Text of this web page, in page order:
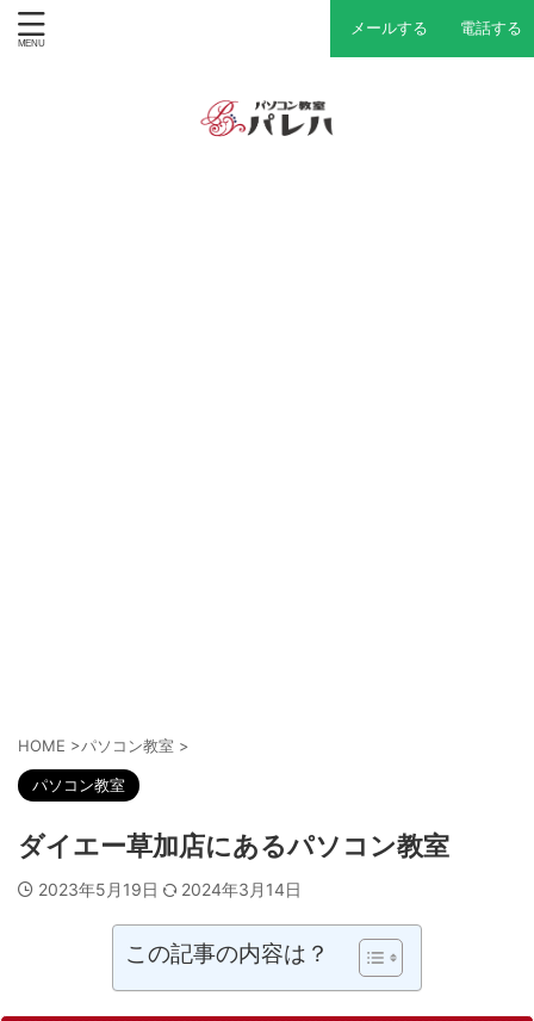
メールする 電話する
HOME >パソコン教室 >
パソコン教室
ダイエー草加店にあるパソコン教室
2023年5月19日 2024年3月14日
この記事の内容は？